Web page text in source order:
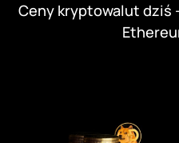
Ceny kryptowalut dziś